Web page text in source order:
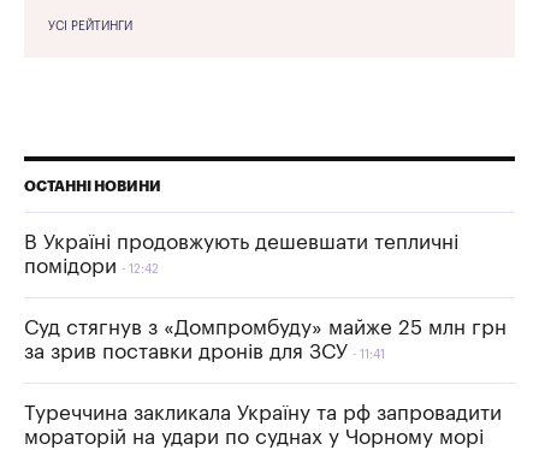
УСІ РЕЙТИНГИ
ОСТАННІ НОВИНИ
В Україні продовжують дешевшати тепличні
помідори
12:42
Суд стягнув з «Домпромбуду» майже 25 млн грн
за зрив поставки дронів для ЗСУ
11:41
Туреччина закликала Україну та рф запровадити
мораторій на удари по суднах у Чорному морі